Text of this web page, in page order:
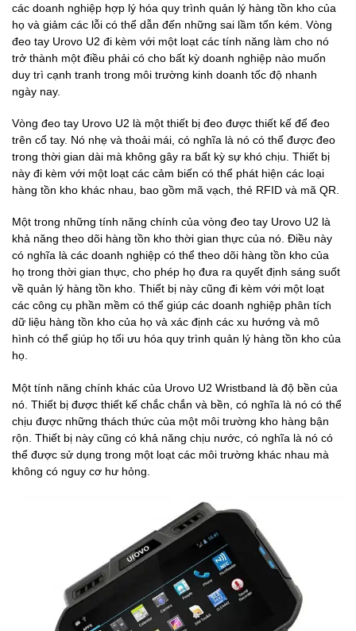
các doanh nghiệp hợp lý hóa quy trình quản lý hàng tồn kho của
họ và giảm các lỗi có thể dẫn đến những sai lầm tốn kém. Vòng
đeo tay Urovo U2 đi kèm với một loạt các tính năng làm cho nó
trở thành một điều phải có cho bất kỳ doanh nghiệp nào muốn
duy trì cạnh tranh trong môi trường kinh doanh tốc độ nhanh
ngày nay.
Vòng đeo tay Urovo U2 là một thiết bị đeo được thiết kế để đeo
trên cổ tay. Nó nhẹ và thoải mái, có nghĩa là nó có thể được đeo
trong thời gian dài mà không gây ra bất kỳ sự khó chịu. Thiết bị
này đi kèm với một loạt các cảm biến có thể phát hiện các loại
hàng tồn kho khác nhau, bao gồm mã vạch, thẻ RFID và mã QR.
Một trong những tính năng chính của vòng đeo tay Urovo U2 là
khả năng theo dõi hàng tồn kho thời gian thực của nó. Điều này
có nghĩa là các doanh nghiệp có thể theo dõi hàng tồn kho của
họ trong thời gian thực, cho phép họ đưa ra quyết định sáng suốt
về quản lý hàng tồn kho. Thiết bị này cũng đi kèm với một loạt
các công cụ phần mềm có thể giúp các doanh nghiệp phân tích
dữ liệu hàng tồn kho của họ và xác định các xu hướng và mô
hình có thể giúp họ tối ưu hóa quy trình quản lý hàng tồn kho của
họ.
Một tính năng chính khác của Urovo U2 Wristband là độ bền của
nó. Thiết bị được thiết kế chắc chắn và bền, có nghĩa là nó có thể
chịu được những thách thức của một môi trường kho hàng bận
rộn. Thiết bị này cũng có khả năng chịu nước, có nghĩa là nó có
thể được sử dụng trong một loạt các môi trường khác nhau mà
không có nguy cơ hư hỏng.